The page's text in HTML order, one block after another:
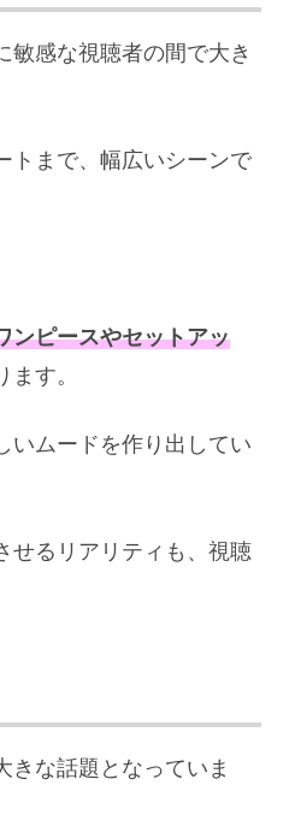
敏感な視聴者の間で大き
トまで、幅広いシーンで
ンピースやセットアッ
ます。
いムードを作り出してい
せるリアリティも、視聴
きな話題となっていま